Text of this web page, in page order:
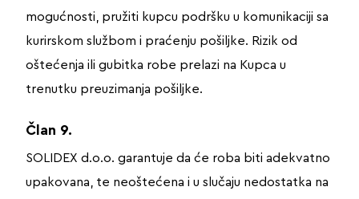
mogućnosti, pružiti kupcu podršku u komunikaciji sa
kurirskom službom i praćenju pošiljke. Rizik od
oštećenja ili gubitka robe prelazi na Kupca u
trenutku preuzimanja pošiljke.
Član 9.
SOLIDEX d.o.o. garantuje da će roba biti adekvatno
upakovana, te neoštećena i u slučaju nedostatka na